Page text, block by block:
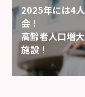
2025年には4
会！
高齢者人口増
施設！